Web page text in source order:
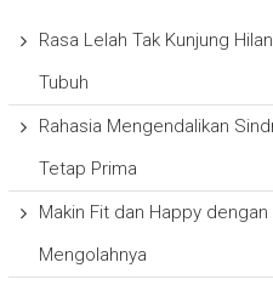
Rasa Lelah Tak Kunjung
Tubuh
Rahasia Mengendalikan
Tetap Prima
Makin Fit dan Happy
Mengolahnya